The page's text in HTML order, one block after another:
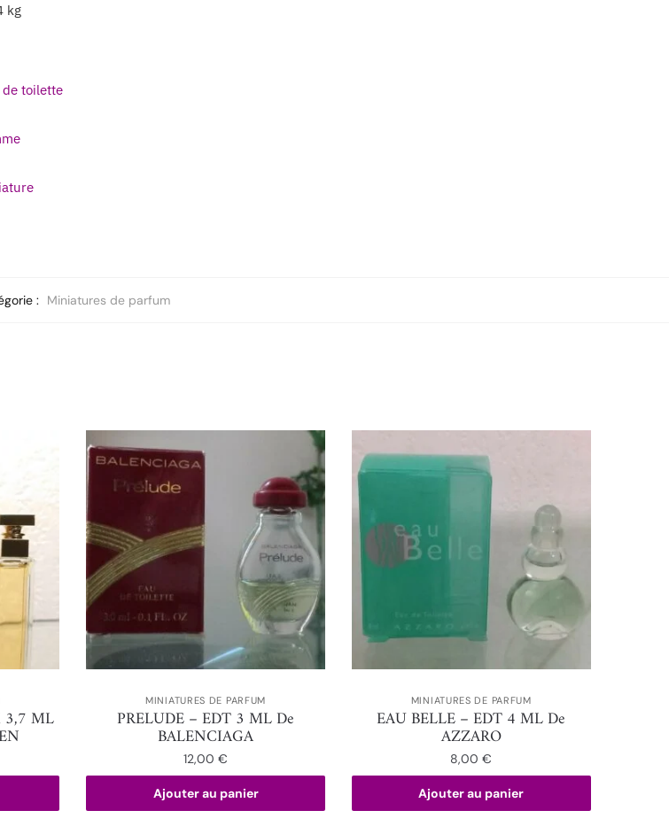
kg
de toilette
: Miniatures de parfum
3,7 ML
MINIATURES DE PARFUM
PRELUDE – EDT 3 ML De
BALENCIAGA
12,00€
Ajouter au panier
MINIATURES DE PARFUM
EAU BELLE – EDT 4 ML De
AZZARO
8,00€
Ajouter au panier